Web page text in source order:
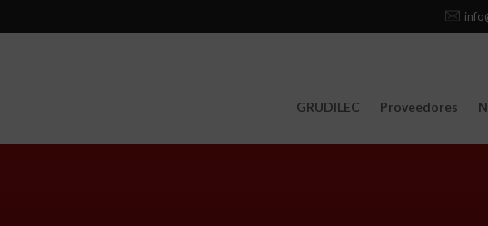
GRUDILEC Proveedores